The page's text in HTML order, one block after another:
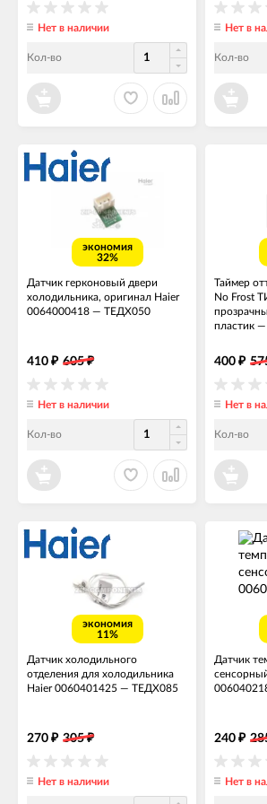
Нет в наличии
Кол-во
Нет в
Кол-во
экономия
32%
Датчик герконовый двери
холодильника, оригинал Haier
0064000418 — ТЕДХ050
410 ₽ 605₽
Нет в наличии
Кол-во
Таймер
No Frost
пластик —
400 ₽
Нет в
Кол-во
экономия
11%
Датчик холодильного
отделения для холодильника
Haier 0060401425 — ТЕДХ085
270 ₽ 305₽
Нет в наличии
Датчик
240 ₽
Нет в